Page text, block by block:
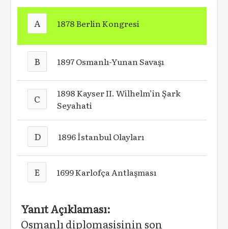
A 1878 Berlin Kongresi
B 1897 Osmanlı-Yunan Savaşı
C
1898 Kayser II. Wilhelm’in Şark
Seyahati
D 1896 İstanbul Olayları
E 1699 Karlofça Antlaşması
Yanıt Açıklaması:
Osmanlı diplomasisinin son